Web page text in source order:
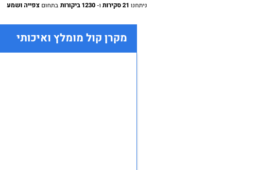
ניתחנו 21 סקירות ו- 1230 ביקורות בתחום צפייה ושמע
מקרן קול מומלץ ואיכותי